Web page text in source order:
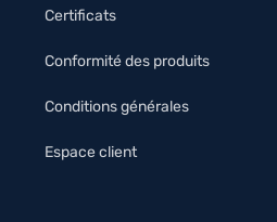
Certificats
Conformité des produits
Conditions générales
Espace client